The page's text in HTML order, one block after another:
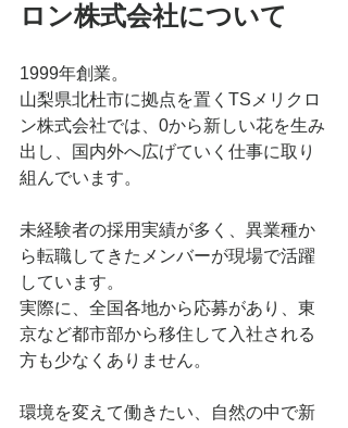
ロン株式会社について
1999年創業。
山梨県北杜市に拠点を置くTSメリクロ
ン株式会社では、0から新しい花を生み
出し、国内外へ広げていく仕事に取り
組んでいます。
未経験者の採用実績が多く、異業種か
ら転職してきたメンバーが現場で活躍
しています。
実際に、全国各地から応募があり、東
京など都市部から移住して入社される
方も少なくありません。
環境を変えて働きたい、自然の中で新